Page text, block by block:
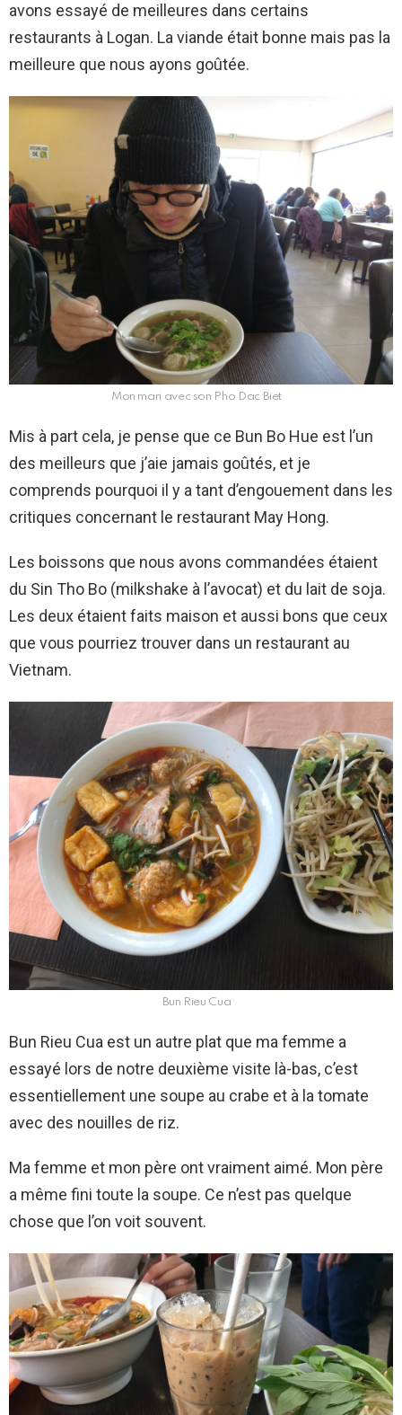
avons essayé de meilleures dans certains
restaurants à Logan. La viande était bonne mais pas la
meilleure que nous ayons goûtée.
Mon mari avec son Pho Dac Biet
Mis à part cela, je pense que ce Bun Bo Hue est l’un
des meilleurs que j’aie jamais goûtés, et je
comprends pourquoi il y a tant d’engouement dans les
critiques concernant le restaurant May Hong.
Les boissons que nous avons commandées étaient
du Sin Tho Bo (milkshake à l’avocat) et du lait de soja.
Les deux étaient faits maison et aussi bons que ceux
que vous pourriez trouver dans un restaurant au
Vietnam.
Bun Rieu Cua
Bun Rieu Cua est un autre plat que ma femme a
essayé lors de notre deuxième visite là-bas, c’est
essentiellement une soupe au crabe et à la tomate
avec des nouilles de riz.
Ma femme et mon père ont vraiment aimé. Mon père
a même fini toute la soupe. Ce n’est pas quelque
chose que l’on voit souvent.